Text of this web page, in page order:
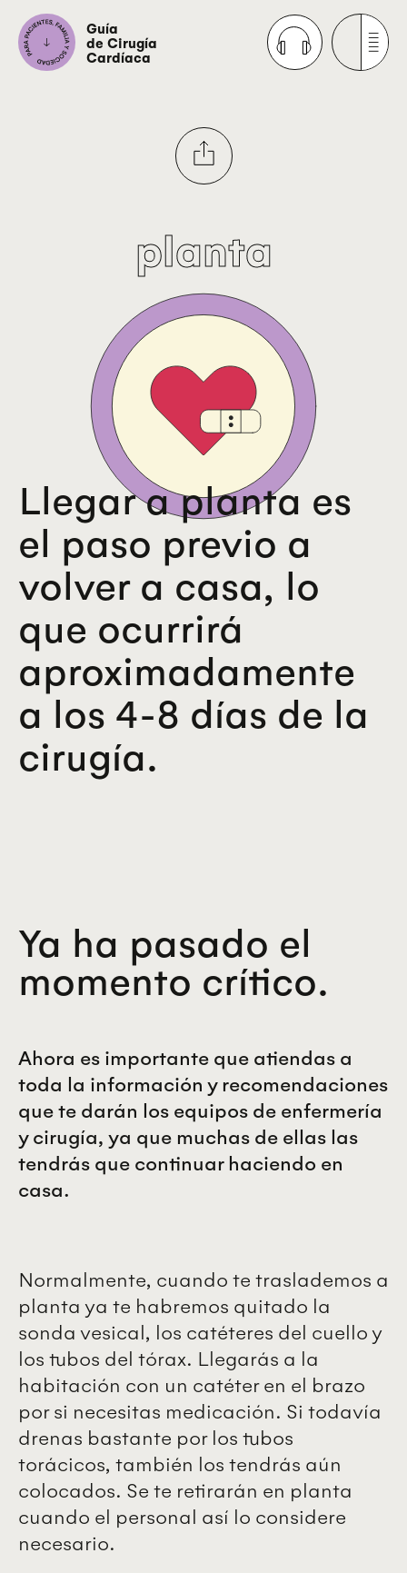
Guía
de Cirugía
Cardíaca
planta
Llegar a planta es
el paso previo a
volver a casa, lo
que ocurrirá
aproximadamente
a los 4-8 días de la
cirugía.
Ya ha pasado el
momento crítico.
Ahora es importante que atiendas a
toda la información y recomendaciones
que te darán los equipos de enfermería
y cirugía, ya que muchas de ellas las
tendrás que continuar haciendo en
casa.
Normalmente, cuando te traslademos a
planta ya te habremos quitado la
sonda vesical, los catéteres del cuello y
los tubos del tórax. Llegarás a la
habitación con un catéter en el brazo
por si necesitas medicación. Si todavía
drenas bastante por los tubos
torácicos, también los tendrás aún
colocados. Se te retirarán en planta
cuando el personal así lo considere
necesario.